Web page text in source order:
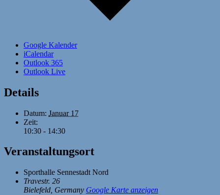
Google Kalender
iCalendar
Outlook 365
Outlook Live
Details
Datum: Januar 17
Zeit:
10:30 - 14:30
Veranstaltungsort
Sporthalle Sennestadt Nord
Travestr. 26
Bielefeld Germany Google Karte anzeigen